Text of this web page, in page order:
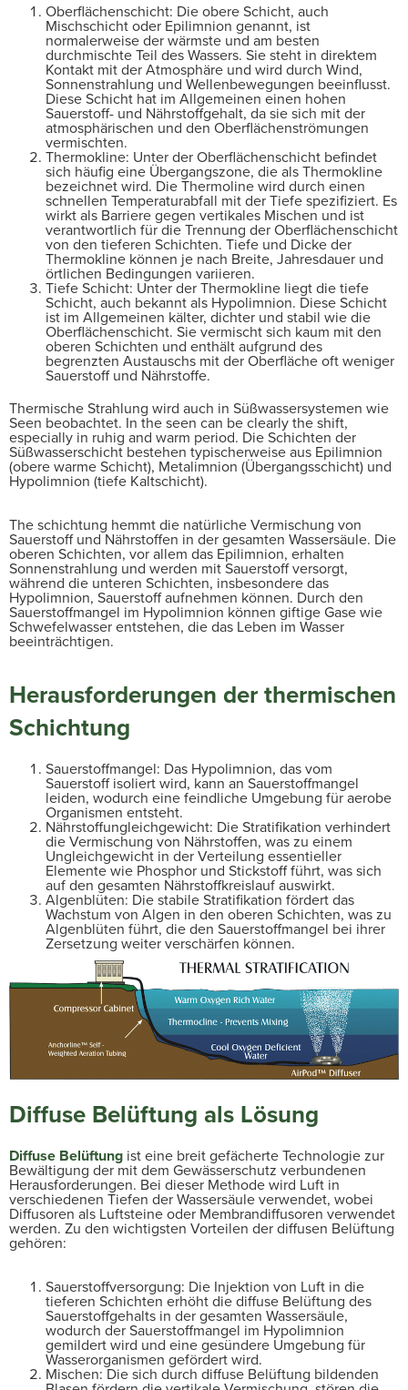
Oberflächenschicht: Die obere Schicht, auch
Mischschicht oder Epilimnion genannt, ist
normalerweise der wärmste und am besten
durchmischte Teil des Wassers. Sie steht in direktem
Kontakt mit der Atmosphäre und wird durch Wind,
Sonnenstrahlung und Wellenbewegungen beeinflusst.
Diese Schicht hat im Allgemeinen einen hohen
Sauerstoff- und Nährstoffgehalt, da sie sich mit der
atmosphärischen und den Oberflächenströmungen
vermischten.
Thermokline: Unter der Oberflächenschicht befindet
sich häufig eine Übergangszone, die als Thermokline
bezeichnet wird. Die Thermoline wird durch einen
schnellen Temperaturabfall mit der Tiefe spezifiziert. Es
wirkt als Barriere gegen vertikales Mischen und ist
verantwortlich für die Trennung der Oberflächenschicht
von den tieferen Schichten. Tiefe und Dicke der
Thermokline können je nach Breite, Jahresdauer und
örtlichen Bedingungen variieren.
Tiefe Schicht: Unter der Thermokline liegt die tiefe
Schicht, auch bekannt als Hypolimnion. Diese Schicht
ist im Allgemeinen kälter, dichter und stabil wie die
Oberflächenschicht. Sie vermischt sich kaum mit den
oberen Schichten und enthält aufgrund des
begrenzten Austauschs mit der Oberfläche oft weniger
Sauerstoff und Nährstoffe.
Thermische Strahlung wird auch in Süßwassersystemen wie
Seen beobachtet. In the seen can be clearly the shift,
especially in ruhig and warm period. Die Schichten der
Süßwasserschicht bestehen typischerweise aus Epilimnion
(obere warme Schicht), Metalimnion (Übergangsschicht) und
Hypolimnion (tiefe Kaltschicht).
The schichtung hemmt die natürliche Vermischung von
Sauerstoff und Nährstoffen in der gesamten Wassersäule. Die
oberen Schichten, vor allem das Epilimnion, erhalten
Sonnenstrahlung und werden mit Sauerstoff versorgt,
während die unteren Schichten, insbesondere das
Hypolimnion, Sauerstoff aufnehmen können. Durch den
Sauerstoffmangel im Hypolimnion können giftige Gase wie
Schwefelwasser entstehen, die das Leben im Wasser
beeinträchtigen.
Herausforderungen der thermischen
Schichtung
Sauerstoffmangel: Das Hypolimnion, das vom
Sauerstoff isoliert wird, kann an Sauerstoffmangel
leiden, wodurch eine feindliche Umgebung für aerobe
Organismen entsteht.
Nährstoffungleichgewicht: Die Stratifikation verhindert
die Vermischung von Nährstoffen, was zu einem
Ungleichgewicht in der Verteilung essentieller
Elemente wie Phosphor und Stickstoff führt, was sich
auf den gesamten Nährstoffkreislauf auswirkt.
Algenblüten: Die stabile Stratifikation fördert das
Wachstum von Algen in den oberen Schichten, was zu
Algenblüten führt, die den Sauerstoffmangel bei ihrer
Zersetzung weiter verschärfen können.
Diffuse Belüftung als Lösung
Diffuse Belüftung ist eine breit gefächerte Technologie zur
Bewältigung der mit dem Gewässerschutz verbundenen
Herausforderungen. Bei dieser Methode wird Luft in
verschiedenen Tiefen der Wassersäule verwendet, wobei
Diffusoren als Luftsteine oder Membrandiffusoren verwendet
werden. Zu den wichtigsten Vorteilen der diffusen Belüftung
gehören:
Sauerstoffversorgung: Die Injektion von Luft in die
tieferen Schichten erhöht die diffuse Belüftung des
Sauerstoffgehalts in der gesamten Wassersäule,
wodurch der Sauerstoffmangel im Hypolimnion
gemildert wird und eine gesündere Umgebung für
Wasserorganismen gefördert wird.
Mischen: Die sich durch diffuse Belüftung bildenden